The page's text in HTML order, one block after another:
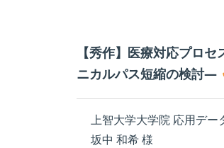
【秀作】医療対応プロ
ニカルパス短縮の検討―
上智大学大学院 応用デー
坂中 和希 様